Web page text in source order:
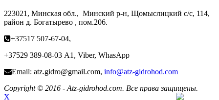
223021, Минская обл., Минский р-н, Щомыслицкий с/с, 114,
район д. Богатырево , пом.206.
+37517 507-67-04,
+37529 389-08-03 А1, Viber, WhasApp
Email: atz.gidro@gmail.com, info@atz-gidrohod.com
Copyright © 2016 - Atz-gidrohod.com. Все права защищены.
X